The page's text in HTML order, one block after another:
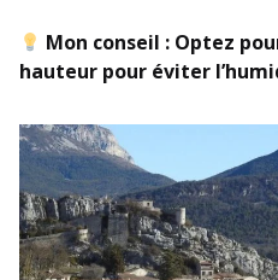
Mon conseil : Optez
hauteur pour éviter